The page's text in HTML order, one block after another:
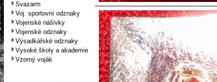
Svazarm
Voj. sportovní odznaky
Vojenské nášivky
Vojenské odznaky
Výsadkářské odznaky
Vysoké školy a akademie
Vzorný voják